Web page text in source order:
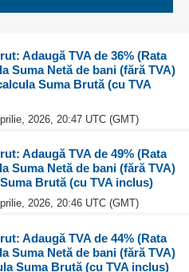
Adaugă TVA de 36% (Rata
Suma Netă de bani (fără TVA)
Suma Brută (cu TVA
2026, 20:47 UTC (GMT)
Adaugă TVA de 49% (Rata
Suma Netă de bani (fără TVA)
Brută (cu TVA inclus)
2026, 20:46 UTC (GMT)
Adaugă TVA de 44% (Rata
Suma Netă de bani (fără TVA)
Suma Brută (cu TVA inclus)